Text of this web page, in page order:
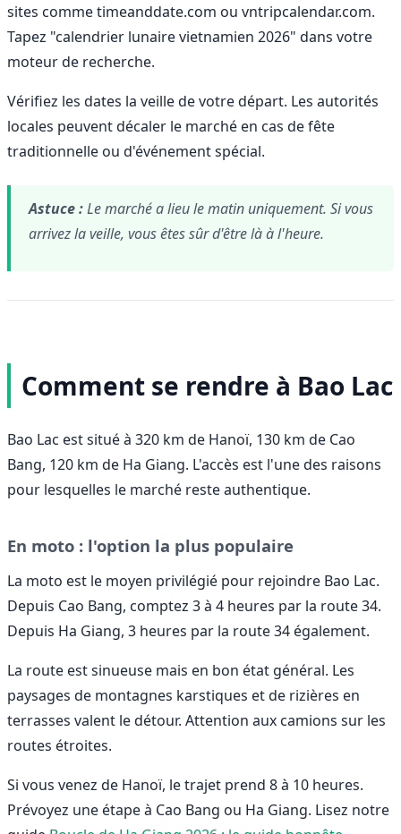
sites comme timeanddate.com ou vntripcalendar.com.
Tapez "calendrier lunaire vietnamien 2026" dans votre
moteur de recherche.
Vérifiez les dates la veille de votre départ. Les autorités
locales peuvent décaler le marché en cas de fête
traditionnelle ou d'événement spécial.
Astuce :Le marché a lieu le matin uniquement. Si vous
arrivez la veille, vous êtes sûr d'être là à l'heure.
Comment se rendre à Bao Lac
Bao Lac est situé à 320 km de Hanoï, 130 km de Cao
Bang, 120 km de Ha Giang. L'accès est l'une des raisons
pour lesquelles le marché reste authentique.
En moto : l'option la plus populaire
La moto est le moyen privilégié pour rejoindre Bao Lac.
Depuis Cao Bang, comptez 3 à 4 heures par la route 34.
Depuis Ha Giang, 3 heures par la route 34 également.
La route est sinueuse mais en bon état général. Les
paysages de montagnes karstiques et de rizières en
terrasses valent le détour. Attention aux camions sur les
routes étroites.
Si vous venez de Hanoï, le trajet prend 8 à 10 heures.
Prévoyez une étape à Cao Bang ou Ha Giang. Lisez notre